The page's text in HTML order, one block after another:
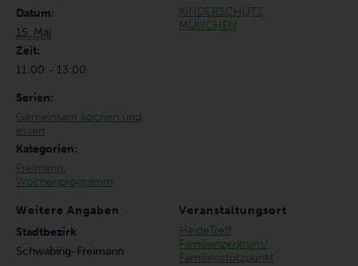
Datum:
15. Mai
Zeit:
11:00 - 13:00
Serien:
Gemeinsam kochen und
essen
Kategorien:
Freimann,
Wochenprogramm
Veranstaltungsort
HeideTreff
Familienzentrum/
Familienstützpunkt
KINDERSCHUTZ
MÜNCHEN
Weitere Angaben
Stadtbezirk
Schwabing-Freimann